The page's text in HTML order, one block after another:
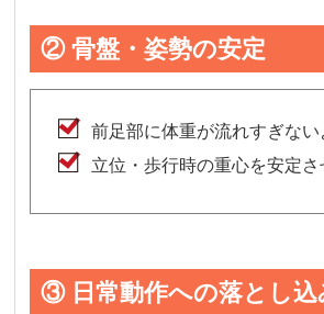
② 骨盤・姿勢の安定
前足部に体重が流れすぎな
立位・歩行時の重心を安定さ
③ 日常動作への落とし込